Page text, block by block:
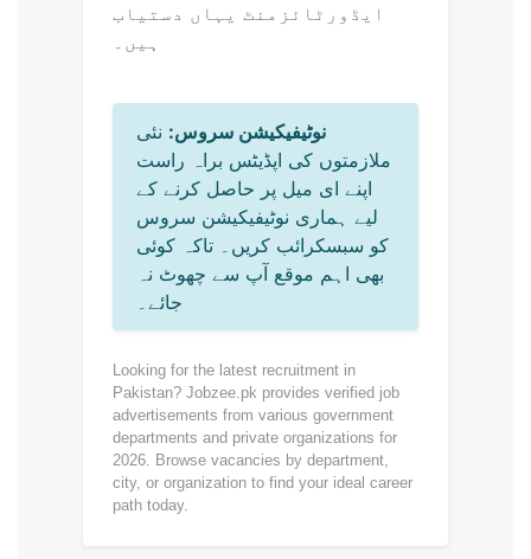
ایڈورٹائزمنٹ یہاں دستیاب
ہیں۔
نوٹیفیکیشن سروس: نئی
ملازمتوں کی اپڈیٹس براہ راست
اپنے ای میل پر حاصل کرنے کے
لیے ہماری نوٹیفیکیشن سروس
کو سبسکرائب کریں۔ تاکہ کوئی
بھی اہم موقع آپ سے چھوٹ نہ
جائے۔
Looking for the latest recruitment in
Pakistan? Jobzee.pk provides verified job
advertisements from various government
departments and private organizations for
2026. Browse vacancies by department,
city, or organization to find your ideal career
path today.